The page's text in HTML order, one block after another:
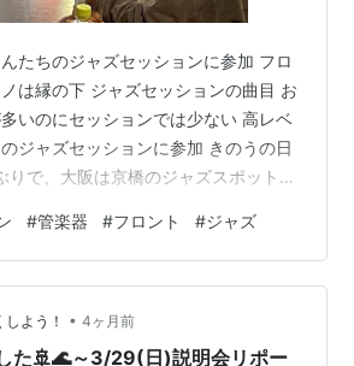
たちのジャズセッションに参加 フロ
は縁の下 ジャズセッションの曲目 お
いのにセッションでは少ない 高レベ
ジャズセッションに参加 きのうの日
りで、大阪は京橋のジャズスポット
ノ女性2名。男性トランペット1名）。
間きっかりに足を踏み入れると、すで
名、お互いに会話することもなく席に
ぁ。きょうはなんかいつものセッシ
かも？ 宝塚や箕面あたりのセッショ
#管楽器 #フロント #ジャズ
よう！ • 4ヶ月前
た🚢🌊～3/29(日)説明会リポー